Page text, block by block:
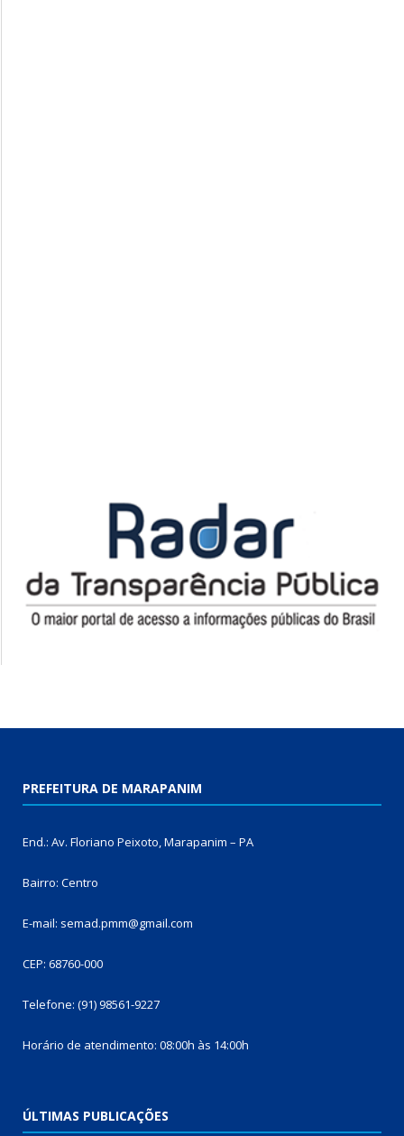
PREFEITURA DE MARAPANIM
End.: Av. Floriano Peixoto, Marapanim – PA
Bairro: Centro
E-mail: semad.pmm@gmail.com
CEP: 68760-000
Telefone: (91) 98561-9227
Horário de atendimento: 08:00h às 14:00h
ÚLTIMAS PUBLICAÇÕES